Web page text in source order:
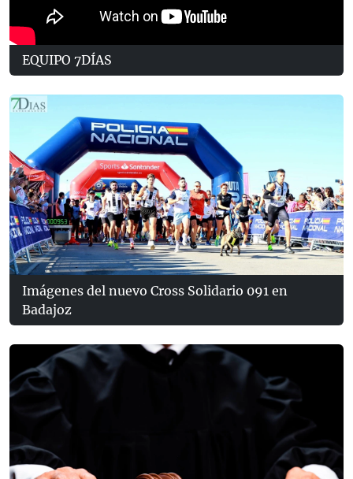
EQUIPO 7DÍAS
Imágenes del nuevo Cross Solidario 091 en
Badajoz